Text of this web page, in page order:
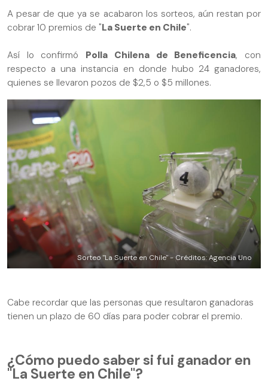
A pesar de que ya se acabaron los sorteos, aún restan por
cobrar 10 premios de "La Suerte en Chile".
Así lo confirmó Polla Chilena de Beneficencia, con
respecto a una instancia en donde hubo 24 ganadores,
quienes se llevaron pozos de $2,5 o $5 millones.
Sorteo "La Suerte en Chile" - Créditos: Agencia Uno
Cabe recordar que las personas que resultaron ganadoras
tienen un plazo de 60 días para poder cobrar el premio.
¿Cómo puedo saber si fui ganador en
"La Suerte en Chile"?